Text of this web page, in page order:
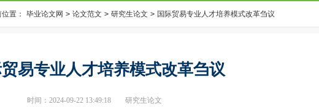
置： 毕业论文网 > 论文范文 > 研究生论文 > 国际贸易专业人才培养模式改革刍议
贸易专业人才培养模式改革刍议
时间：2024-09-22 13:49:18 研究生论文